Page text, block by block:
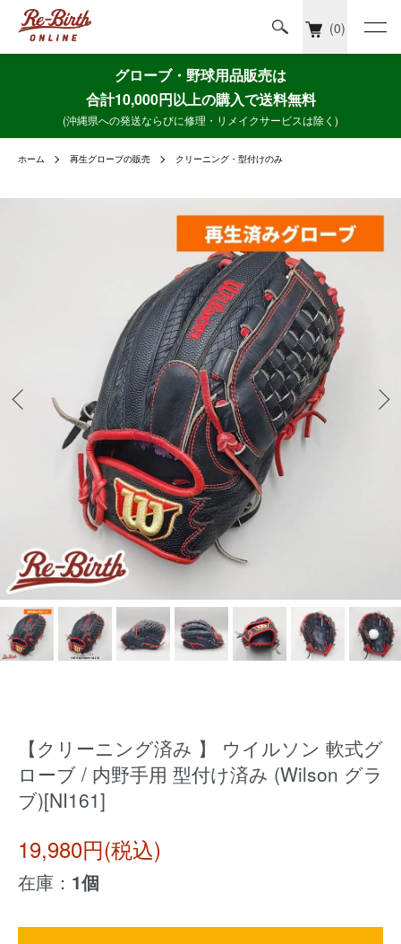
(0)
グローブ・野球用品販売は
合計10,000円以上の購入で送料無料
(沖縄県への発送ならびに修理・リメイクサービスは除く)
ホーム 再生グローブの販売 クリーニング・型付けのみ
【クリーニング済み 】 ウイルソン 軟式グ
ローブ / 内野手用 型付け済み (Wilson グラ
ブ)[NI161]
19,980円(税込)
在庫： 1個